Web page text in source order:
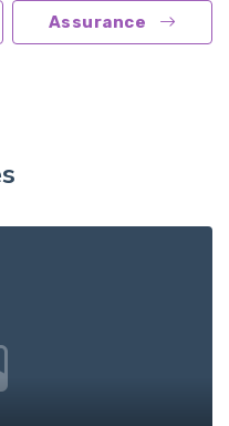
Assurance